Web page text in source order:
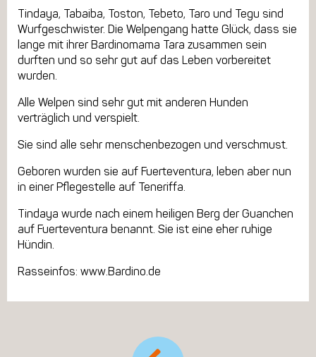
Tindaya, Tabaiba, Toston, Tebeto, Taro und Tegu sind
Wurfgeschwister. Die Welpengang hatte Glück, dass sie
lange mit ihrer Bardinomama Tara zusammen sein
durften und so sehr gut auf das Leben vorbereitet
wurden.
Alle Welpen sind sehr gut mit anderen Hunden
verträglich und verspielt.
Sie sind alle sehr menschenbezogen und verschmust.
Geboren wurden sie auf Fuerteventura, leben aber nun
in einer Pflegestelle auf Teneriffa.
Tindaya wurde nach einem heiligen Berg der Guanchen
auf Fuerteventura benannt. Sie ist eine eher ruhige
Hündin.
Rasseinfos: www.Bardino.de